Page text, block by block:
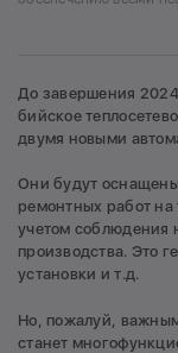
До завершения
бийское
двумя новыми
Они будут
ремонтных работ на
учетом соблюдения
производства. Это
установки и т.д.
Но, пожалуй,
станет